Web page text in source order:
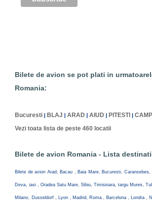
Bilete de avion se pot plati in
Romania:
Bucuresti BLAJ |ARAD |AIUD PITESTI |
Vezi toata lista de peste 460 locatii
Bilete de avion Romania - Lista
Bilete de avion Arad, Bacau , Baia Mare, Bucuresti,
Deva, iasi , Oradea Satu Mare, Sibiu, Timisioara, targu Mures,
Milano, Dusseldorf , Lyon , Madrid, Roma , Barcelona , Londra ,